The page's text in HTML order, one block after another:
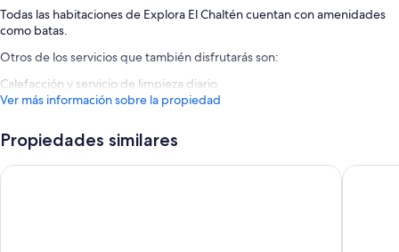
Todas las habitaciones de Explora El Chaltén cuentan con amenidades
como batas.
Otros de los servicios que también disfrutarás son:
Calefacción y servicio de limpieza diario
Ver más información sobre la propiedad
Propiedades similares
Los Cerros del Chalten Boutique Hotel Destino